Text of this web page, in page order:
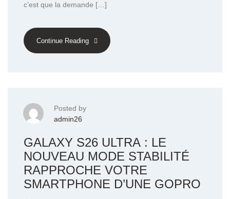
c’est que la demande […]
Continue Reading
Posted by
admin26
GALAXY S26 ULTRA : LE
NOUVEAU MODE STABILITÉ
RAPPROCHE VOTRE
SMARTPHONE D’UNE GOPRO